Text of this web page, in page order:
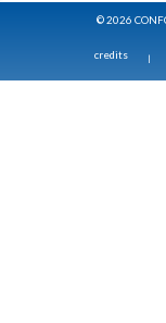
© 2026
credits